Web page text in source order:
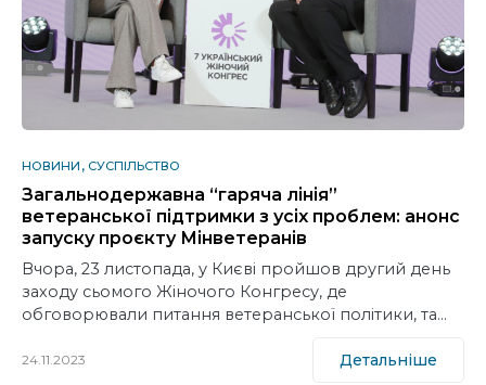
НОВИНИ СУСПІЛЬСТВО
Загальнодержавна “гаряча лінія”
ветеранської підтримки з усіх проблем: анонс
запуску проєкту Мінветеранів
Вчора, 23 листопада, у Києві пройшов другий день
заходу сьомого Жіночого Конгресу, де
обговорювали питання ветеранської політики, та…
24.11.2023 Детальніше